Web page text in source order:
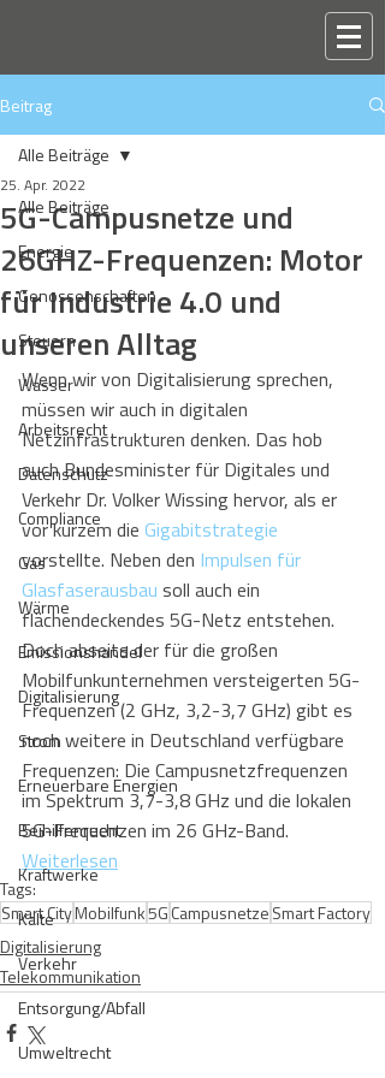
Beitrag
Alle Beiträge
Energie
Genossenschaften
Steuern
Wasser
Arbeitsrecht
Datenschutz
Compliance
Gas
Wärme
Emissionshandel
Digitalisierung
Strom
Erneuerbare Energien
Beihilfenrecht
Kraftwerke
Kälte
Verkehr
Entsorgung/Abfall
Umweltrecht
Alle Beiträge
5G-Campusnetze und
26GHZ-Frequenzen: Motor
für Industrie 4.0 und
unseren Alltag
25. Apr. 2022
Wenn wir von Digitalisierung sprechen,
müssen wir auch in digitalen
Netzinfrastrukturen denken. Das hob
auch Bundesminister für Digitales und
Verkehr Dr. Volker Wissing hervor, als er
vor kurzem die Gigabitstrategie
vorstellte. Neben den Impulsen für
Glasfaserausbau soll auch ein
flächendeckendes 5G-Netz entstehen.
Doch abseits der für die großen
Mobilfunkunternehmen versteigerten 5G-
Frequenzen (2 GHz, 3,2-3,7 GHz) gibt es
noch weitere in Deutschland verfügbare
Frequenzen: Die Campusnetzfrequenzen
im Spektrum 3,7-3,8 GHz und die lokalen
5G-Frequenzen im 26 GHz-Band.
Weiterlesen
Tags:
Smart CityMobilfunk5GCampusnetzeSmart Factory
Digitalisierung
Telekommunikation